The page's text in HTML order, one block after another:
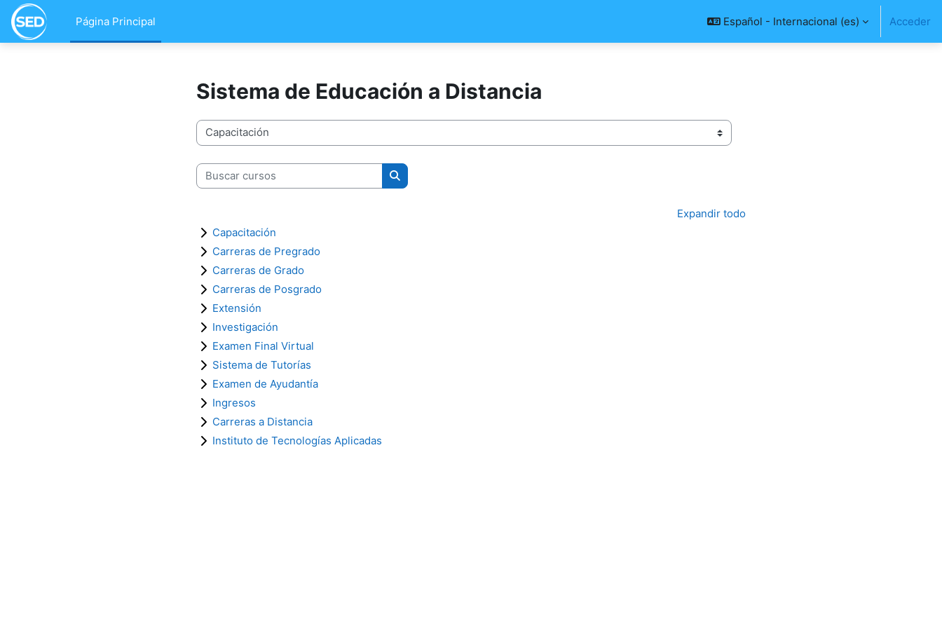
Salta al contenido principal
Página Principal
Español - Internacional ‎(es)‎ Acceder
Sistema de Educación a Distancia
Categorías
Buscar cursos
Buscar cursos
Expandir todo
Capacitación
Carreras de Pregrado
Carreras de Grado
Carreras de Posgrado
Extensión
Investigación
Examen Final Virtual
Sistema de Tutorías
Examen de Ayudantía
Ingresos
Carreras a Distancia
Instituto de Tecnologías Aplicadas